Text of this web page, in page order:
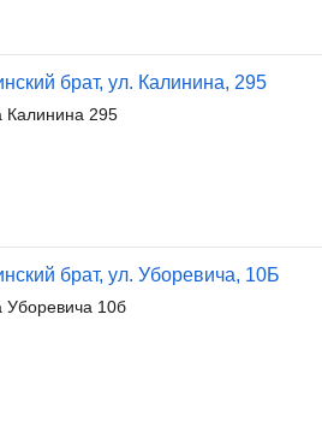
брат, ул. Калинина, 295
295
брат, ул. Уборевича, 10Б
10б